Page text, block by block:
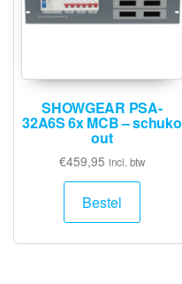
SHOWGEAR PSA-
32A6S 6x MCB – schuko
out
€459,95 incl. btw
Bestel